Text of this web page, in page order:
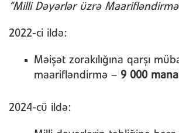
“Milli Dəyərlər üzrə
2022-ci ildə:
Məişət zorakılığına qarşı
maarifləndirmə – 9 000
2024-cü ildə: